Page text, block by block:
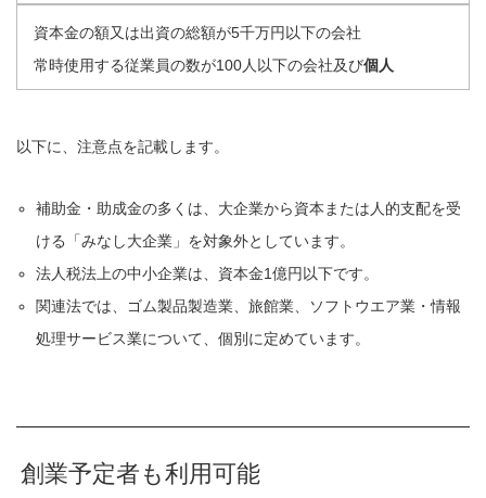
資本金の額又は出資の総額が5千万円以下の会社
常時使用する従業員の数が100人以下の会社及び個人
以下に、注意点を記載します。
補助金・助成金の多くは、大企業から資本または人的支配を受
ける「みなし大企業」を対象外としています。
法人税法上の中小企業は、資本金1億円以下です。
関連法では、ゴム製品製造業、旅館業、ソフトウエア業・情報
処理サービス業について、個別に定めています。
創業予定者も利用可能